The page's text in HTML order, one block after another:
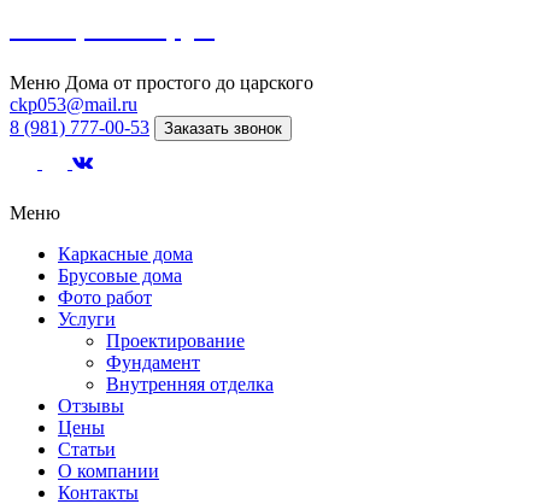
Меню Дома от простого до царского
ckp053@mail.ru
8 (981) 777-00-53
Заказать звонок
Меню
Каркасные дома
Брусовые дома
Фото работ
Услуги
Проектирование
Фундамент
Внутренняя отделка
Отзывы
Цены
Статьи
О компании
Контакты